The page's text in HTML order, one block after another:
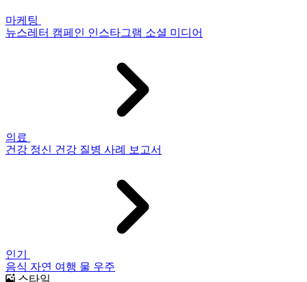
마케팅
뉴스레터 캠페인 인스타그램 소셜 미디어
의료
건강 정신 건강 질병 사례 보고서
인기
음식 자연 여행 물 우주
스타일